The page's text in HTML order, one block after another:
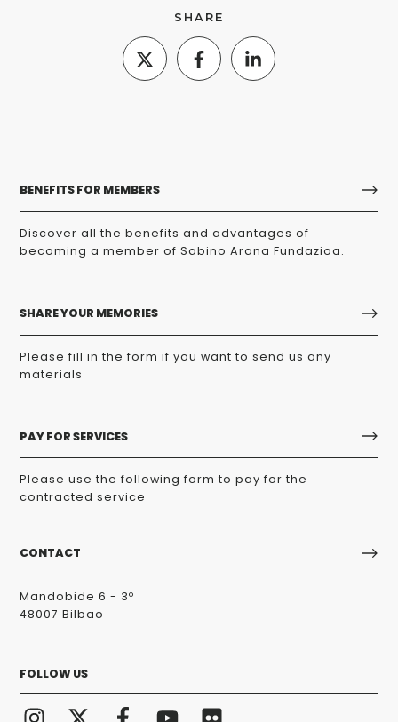
SHARE
BENEFITS FOR MEMBERS
Discover all the benefits and advantages of
becoming a member of Sabino Arana Fundazioa.
SHARE YOUR MEMORIES
Please fill in the form if you want to send us any
materials
PAY FOR SERVICES
Please use the following form to pay for the
contracted service
CONTACT
Mandobide 6 - 3º
48007 Bilbao
FOLLOW US